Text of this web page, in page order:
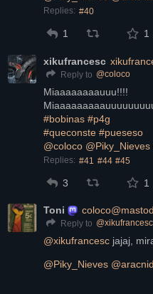
Replies: #40
1 1
xikufrancesc
Reply to @coloco
Miaaaaaaaauuu!!!!
#bobinas #p4g
#queconste #pueseso
@coloco @Piky_Nieves
Replies: #41 #44 #45
3 1
Toni
Reply to @xikufrancesc
@xikufrancesc jajaj,
@Piky_Nieves @